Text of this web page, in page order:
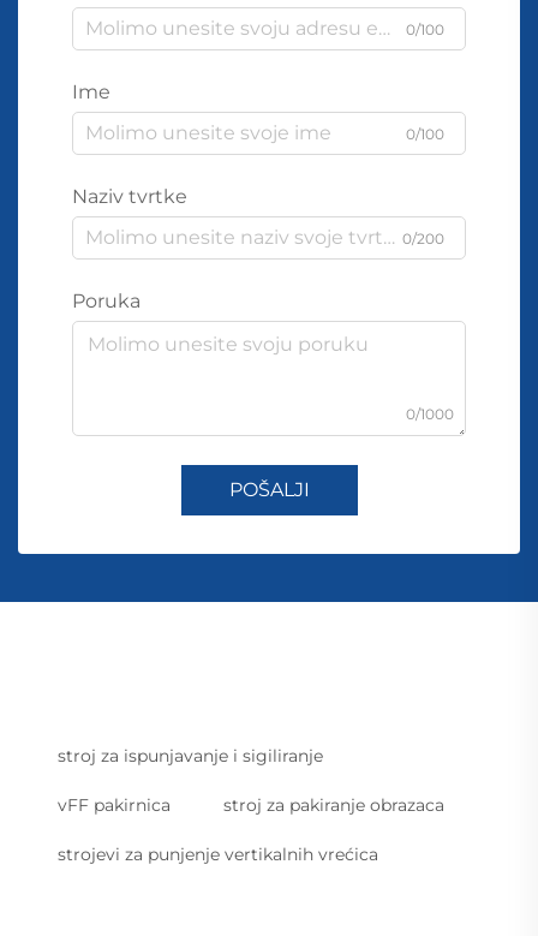
0/100
Ime
0/100
Naziv tvrtke
0/200
Poruka
0/1000
POŠALJI
stroj za ispunjavanje i sigiliranje
vFF pakirnica stroj za pakiranje obrazaca
strojevi za punjenje vertikalnih vrećica